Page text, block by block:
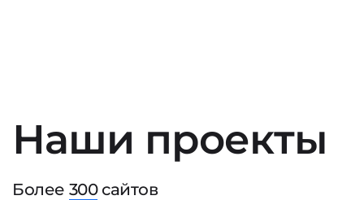
Наши проекты
Более 300сайтов